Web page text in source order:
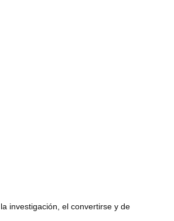
investigación, el convertirse y de